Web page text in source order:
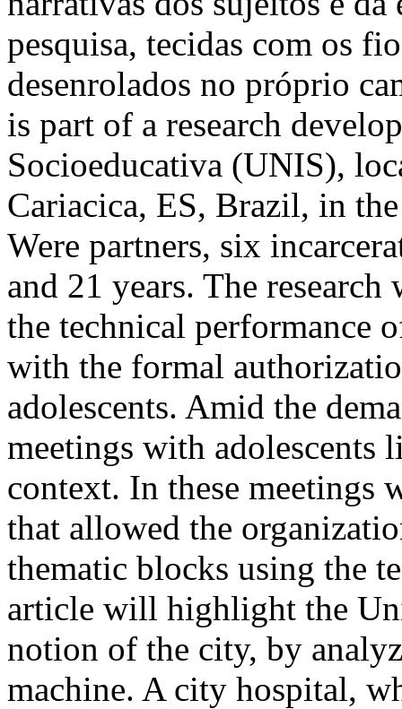
pesquisa, tecidas com os
desenrolados no próprio
is part of a research
Socioeducativa (UNIS),
Cariacica, ES, Brazil, in
Were partners, six
and 21 years. The
the technical performance
with the formal
adolescents. Amid the
meetings with adolescents
context. In these meetings
that allowed the
thematic blocks using the
article will highlight the
notion of the city, by
machine. A city hospital,